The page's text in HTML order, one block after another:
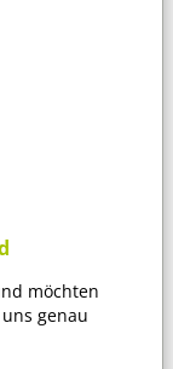
möchten
genau